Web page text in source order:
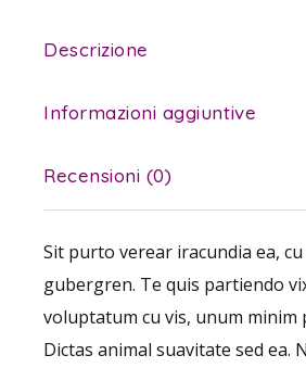
Descrizione
Informazioni aggiuntive
Recensioni (0)
Sit purto verear iracundia ea,
gubergren. Te quis partiendo
voluptatum cu vis, unum minim
Dictas animal suavitate sed ea.